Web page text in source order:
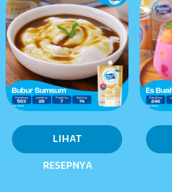
LIHAT
RESEPNYA